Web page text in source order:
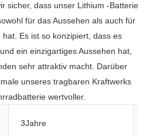
sicher, dass unser Lithium -Batterie
für das Aussehen als auch für
Es ist so konzipiert, dass es
ein einzigartiges Aussehen hat,
sehr attraktiv macht. Darüber
unseres tragbaren Kraftwerks
wertvoller.
3Jahre